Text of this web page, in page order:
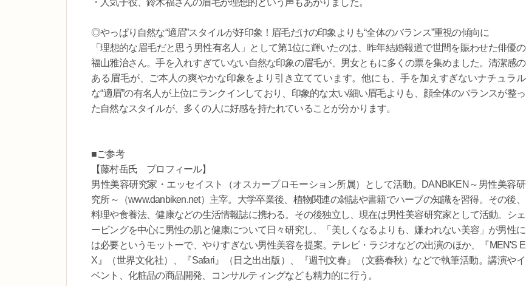
・人気子役、鈴木福さんの眉毛が理想的という声もあがりました。
◎やっぱり自然な“適眉”スタイルが好印象！眉毛だけの印象よりも“全体のバランス”重視の傾向に
「理想的な眉毛だと思う男性有名人」として第1位に輝いたのは、昨年結婚報道で世間を賑わせた俳優の
福山雅治さん。手を入れすぎていない自然な印象の眉毛が、男女ともに多くの票を集めました。清潔感の
ある眉毛が、ご本人の爽やかな印象をより引き立てています。他にも、手を加えすぎないナチュラル
な“適眉”の有名人が上位にランクインしており、印象的な太い/細い眉毛よりも、顔全体のバランスが整っ
た自然なスタイルが、多くの人に好感を持たれていることが分かります。
■ご参考
【藤村岳氏 プロフィール】
男性美容研究家・エッセイスト（オスカープロモーション所属）として活動。DANBIKEN～男性美容研
究所～（www.danbiken.net）主宰。大学卒業後、植物関連の雑誌や書籍でハーブの知識を習得。その後、
料理や食養法、健康などの生活情報誌に携わる。その後独立し、現在は男性美容研究家として活動。シェ
ービングを中心に男性の肌と健康について日々研究し、「美しくなるよりも、嫌われない美容」が男性に
は必要というモットーで、やりすぎない男性美容を提案。テレビ・ラジオなどの出演のほか、『MEN'S E
X』（世界文化社）、『Safari』（日之出出版）、『週刊文春』（文藝春秋）などで執筆活動。講演やイ
ベント、化粧品の商品開発、コンサルティングなども精力的に行う。